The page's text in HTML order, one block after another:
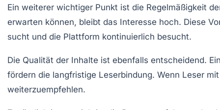
Ein weiterer wichtiger Punkt ist die Regelmäßigkeit
erwarten können, bleibt das Interesse hoch. Diese
sucht und die Plattform kontinuierlich besucht.
Die Qualität der Inhalte ist ebenfalls entscheidend.
fördern die langfristige Leserbindung. Wenn Leser
weiterzuempfehlen.